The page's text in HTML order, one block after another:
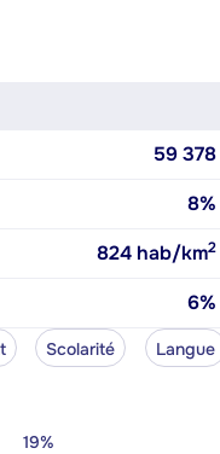
59 378
8%
824 hab/km2
6%
Scolarité Langue
19%